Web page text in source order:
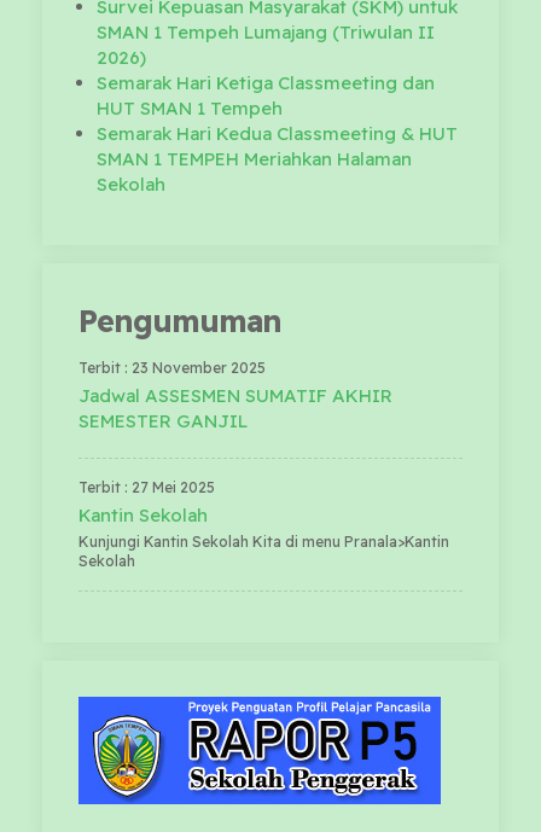
Survei Kepuasan Masyarakat (SKM) untuk
SMAN 1 Tempeh Lumajang (Triwulan II
2026)
Semarak Hari Ketiga Classmeeting dan
HUT SMAN 1 Tempeh
Semarak Hari Kedua Classmeeting & HUT
SMAN 1 TEMPEH Meriahkan Halaman
Sekolah
Pengumuman
Terbit : 23 November 2025
Jadwal ASSESMEN SUMATIF AKHIR
SEMESTER GANJIL
Terbit : 27 Mei 2025
Kantin Sekolah
Kunjungi Kantin Sekolah Kita di menu Pranala>Kantin
Sekolah